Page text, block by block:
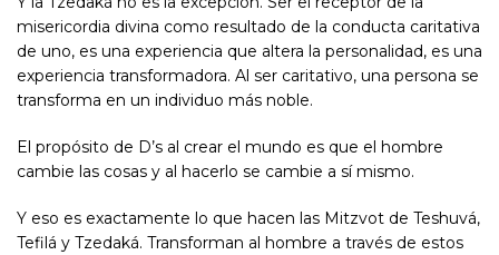
misericordia divina como resultado de la conducta caritativa
de uno, es una experiencia que altera la personalidad, es una
experiencia transformadora. Al ser caritativo, una persona se
transforma en un individuo más noble.
El propósito de D’s al crear el mundo es que el hombre
cambie las cosas y al hacerlo se cambie a sí mismo.
Y eso es exactamente lo que hacen las Mitzvot de Teshuvá,
Tefilá y Tzedaká. Transforman al hombre a través de estos